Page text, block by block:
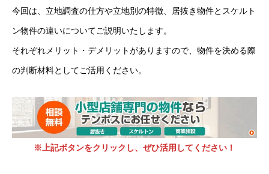
今回は、立地調査の仕方や立地別の特徴、居抜き物件とスケルト
ン物件の違いについてご説明いたします。
それぞれメリット・デメリットがありますので、物件を決める際
の判断材料としてご活用ください。
※上記ボタンをクリックし、ぜひ活用してください！